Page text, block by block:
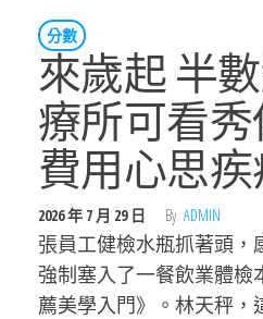
分數
來歲起 半
療所可看
費用心思
2026 年 7 月 29 日 By ADMIN
張員工健檢水瓶抓著頭，
強制塞入了一餐飲業體檢
薦美學入門》。林天秤，